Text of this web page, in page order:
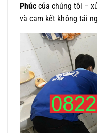
Phúc của chúng tôi –
và cam kết không tái